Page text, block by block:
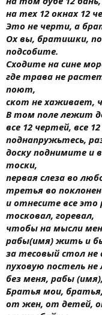
на тех 12 окнах 12
Это не черти, а
Ох вы, братишки,
подсобите.
Сходите на сине
где трава не
поют,
скот не хаживает,
В том поле лежит
все 12 чертей, все
поднапружьтесь,
доску поднимите и
тоски,
первая слеза во
третья во
и отнесите все
тосковал, горевал,
чтобы на мысли
рабы(имя) жить и
за тесовый стол не
пуховую постель не
без меня, рабы
Братья мои,
от жен, от детей,